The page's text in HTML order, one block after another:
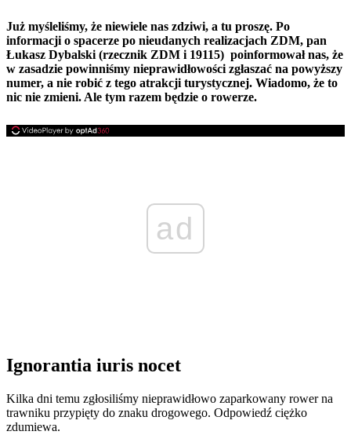
Już myśleliśmy, że niewiele nas zdziwi, a tu proszę. Po
informacji o spacerze po nieudanych realizacjach ZDM, pan
Łukasz Dybalski (rzecznik ZDM i 19115) poinformował nas, że
w zasadzie powinniśmy nieprawidłowości zgłaszać na powyższy
numer, a nie robić z tego atrakcji turystycznej. Wiadomo, że to
nic nie zmieni. Ale tym razem będzie o rowerze.
ad
Ignorantia iuris nocet
Kilka dni temu zgłosiliśmy nieprawidłowo zaparkowany rower na
trawniku przypięty do znaku drogowego. Odpowiedź ciężko
zdumiewa.